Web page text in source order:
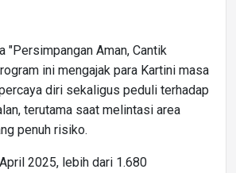
"Persimpangan Aman, Cantik
ini mengajak para Kartini masa
diri sekaligus peduli terhadap
terutama saat melintasi area
penuh risiko.
2025, lebih dari 1.680